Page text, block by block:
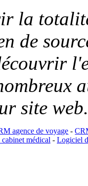
la
de
site
agence de voyage -
médical- Logiciel